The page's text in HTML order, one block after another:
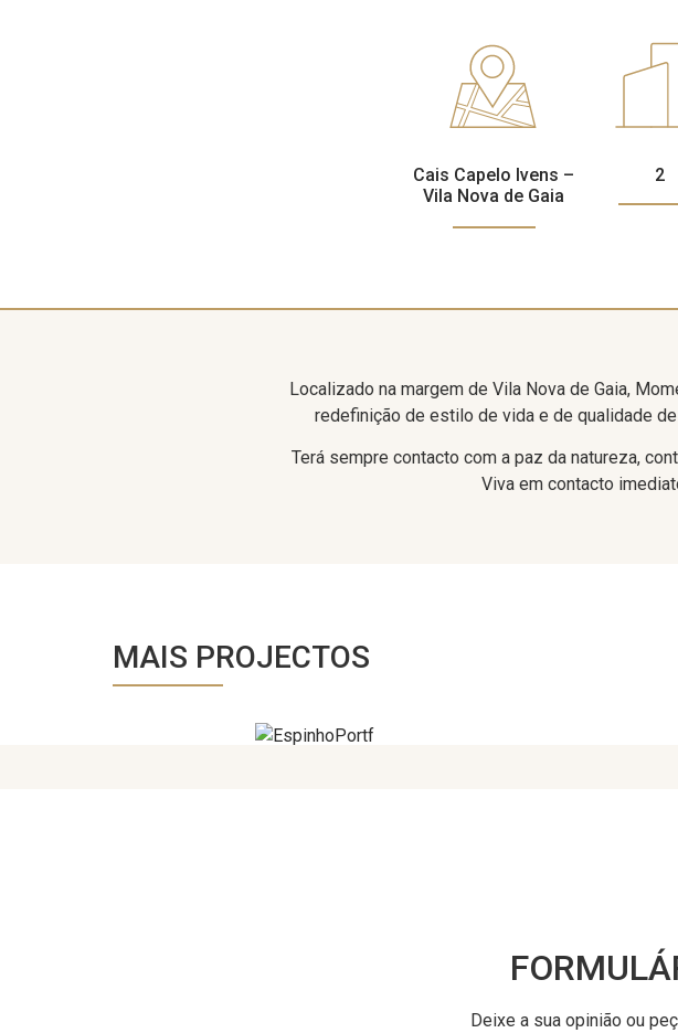
Cais Capelo Ivens –
Vila Nova de Gaia
2
Localizado na margem de Vila Nova de Gaia,
redefinição de estilo de vida e de qualidade
Terá sempre contacto com a paz da natureza,
Viva em contacto
MAIS PROJECTOS
Deixe a sua opinião ou